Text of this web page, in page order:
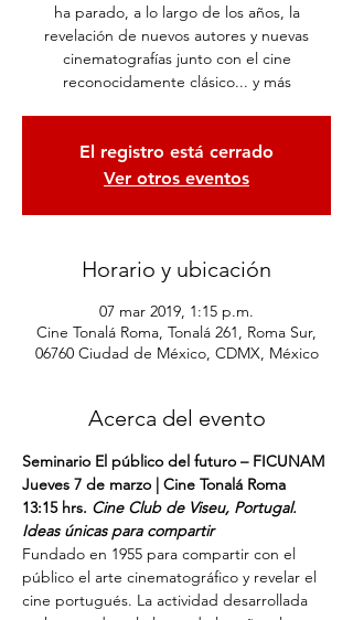
ha parado, a lo largo de los años, la
revelación de nuevos autores y nuevas
cinematografías junto con el cine
reconocidamente clásico... y más
El registro está cerrado
Ver otros eventos
Horario y ubicación
07 mar 2019, 1:15 p.m.
Cine Tonalá Roma, Tonalá 261, Roma Sur,
06760 Ciudad de México, CDMX, México
Acerca del evento
Seminario El público del futuro – FICUNAM
Jueves 7 de marzo | Cine Tonalá Roma
13:15 hrs. Cine Club de Viseu, Portugal.
Ideas únicas para compartir
Fundado en 1955 para compartir con el
público el arte cinematográfico y revelar el
cine portugués. La actividad desarrollada